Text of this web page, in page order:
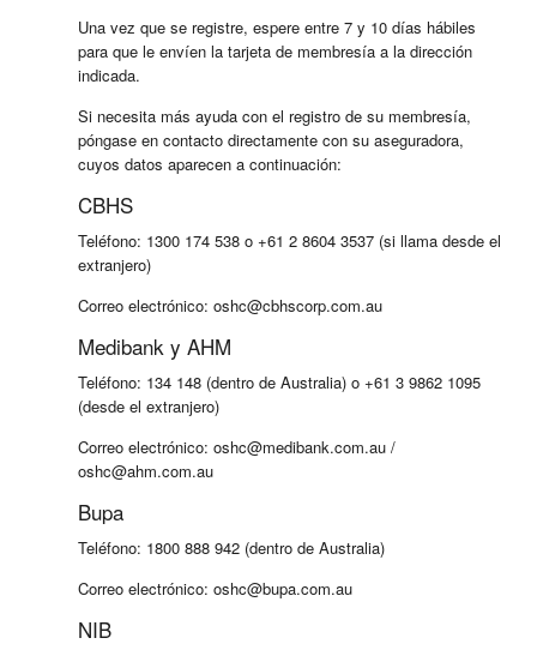
Una vez que se registre, espere entre 7 y 10 días hábiles
para que le envíen la tarjeta de membresía a la dirección
indicada.
Si necesita más ayuda con el registro de su membresía,
póngase en contacto directamente con su aseguradora,
cuyos datos aparecen a continuación:
CBHS
Teléfono: 1300 174 538 o +61 2 8604 3537 (si llama desde el
extranjero)
Correo electrónico: oshc@cbhscorp.com.au
Medibank y AHM
Teléfono: 134 148 (dentro de Australia) o +61 3 9862 1095
(desde el extranjero)
Correo electrónico: oshc@medibank.com.au /
oshc@ahm.com.au
Bupa
Teléfono: 1800 888 942 (dentro de Australia)
Correo electrónico: oshc@bupa.com.au
NIB